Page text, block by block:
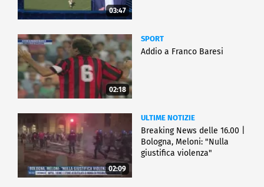
03:47
02:18
SPORT
Addio a Franco Baresi
02:09
ULTIME NOTIZIE
Breaking News delle 16.00 |
Bologna, Meloni: "Nulla
giustifica violenza"